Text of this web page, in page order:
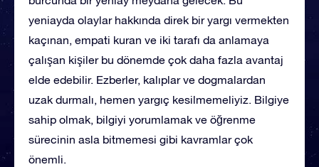
yeniayda olaylar hakkında direk bir yargı vermekten
kaçınan, empati kuran ve iki tarafı da anlamaya
çalışan kişiler bu dönemde çok daha fazla avantaj
elde edebilir. Ezberler, kalıplar ve dogmalardan
uzak durmalı, hemen yargıç kesilmemeliyiz. Bilgiye
sahip olmak, bilgiyi yorumlamak ve öğrenme
sürecinin asla bitmemesi gibi kavramlar çok
önemli.